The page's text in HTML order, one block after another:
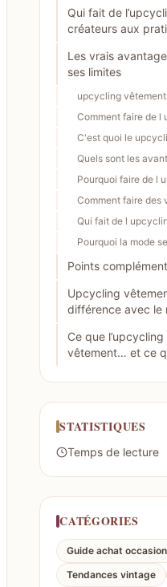
Qui fait de
créateurs aux
Les vrais
ses limites
upcycling
Comment faire de l
C'est quoi le
Quels sont les
Pourquoi faire de l
Comment faire des
Qui fait de l
Pourquoi la mode
Points
Upcycling
différence avec le
Ce que
vêtement… et ce
STATISTIQUES
Temps de lecture
CATÉGORIES
Guide achat occasion
Tendances vintage